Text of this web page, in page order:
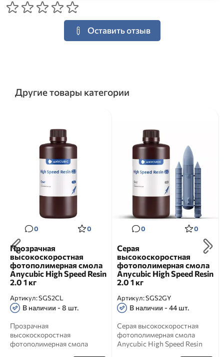
Оставить отзыв
Другие товары категории
0 0
Прозрачная
высокоскоростная
фотополимерная смола
Anycubic High Speed Resin
2.0 1 кг
Артикул:SGS2CL
В наличии - 8 шт.
Прозрачная
высокоскоростная
фотополимерная смола
0 0
Серая
высокоскоростная
фотополимерная смола
Anycubic High Speed Resin
2.0 1 кг
Артикул:SGS2GY
В наличии - 44 шт.
Серая высокоскоростная
фотополимерная смола
Anycubic High Speed Resin